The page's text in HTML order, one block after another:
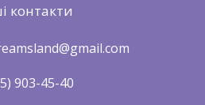
контакти
903-45-40